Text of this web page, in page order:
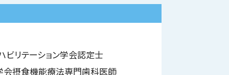
ビリテーション学会認定士
摂食機能療法専門歯科医師